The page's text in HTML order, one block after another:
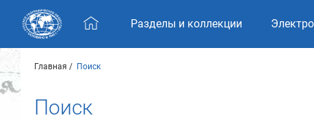
Skip navigation
Разделы и коллекции
Главная Поиск
Поиск